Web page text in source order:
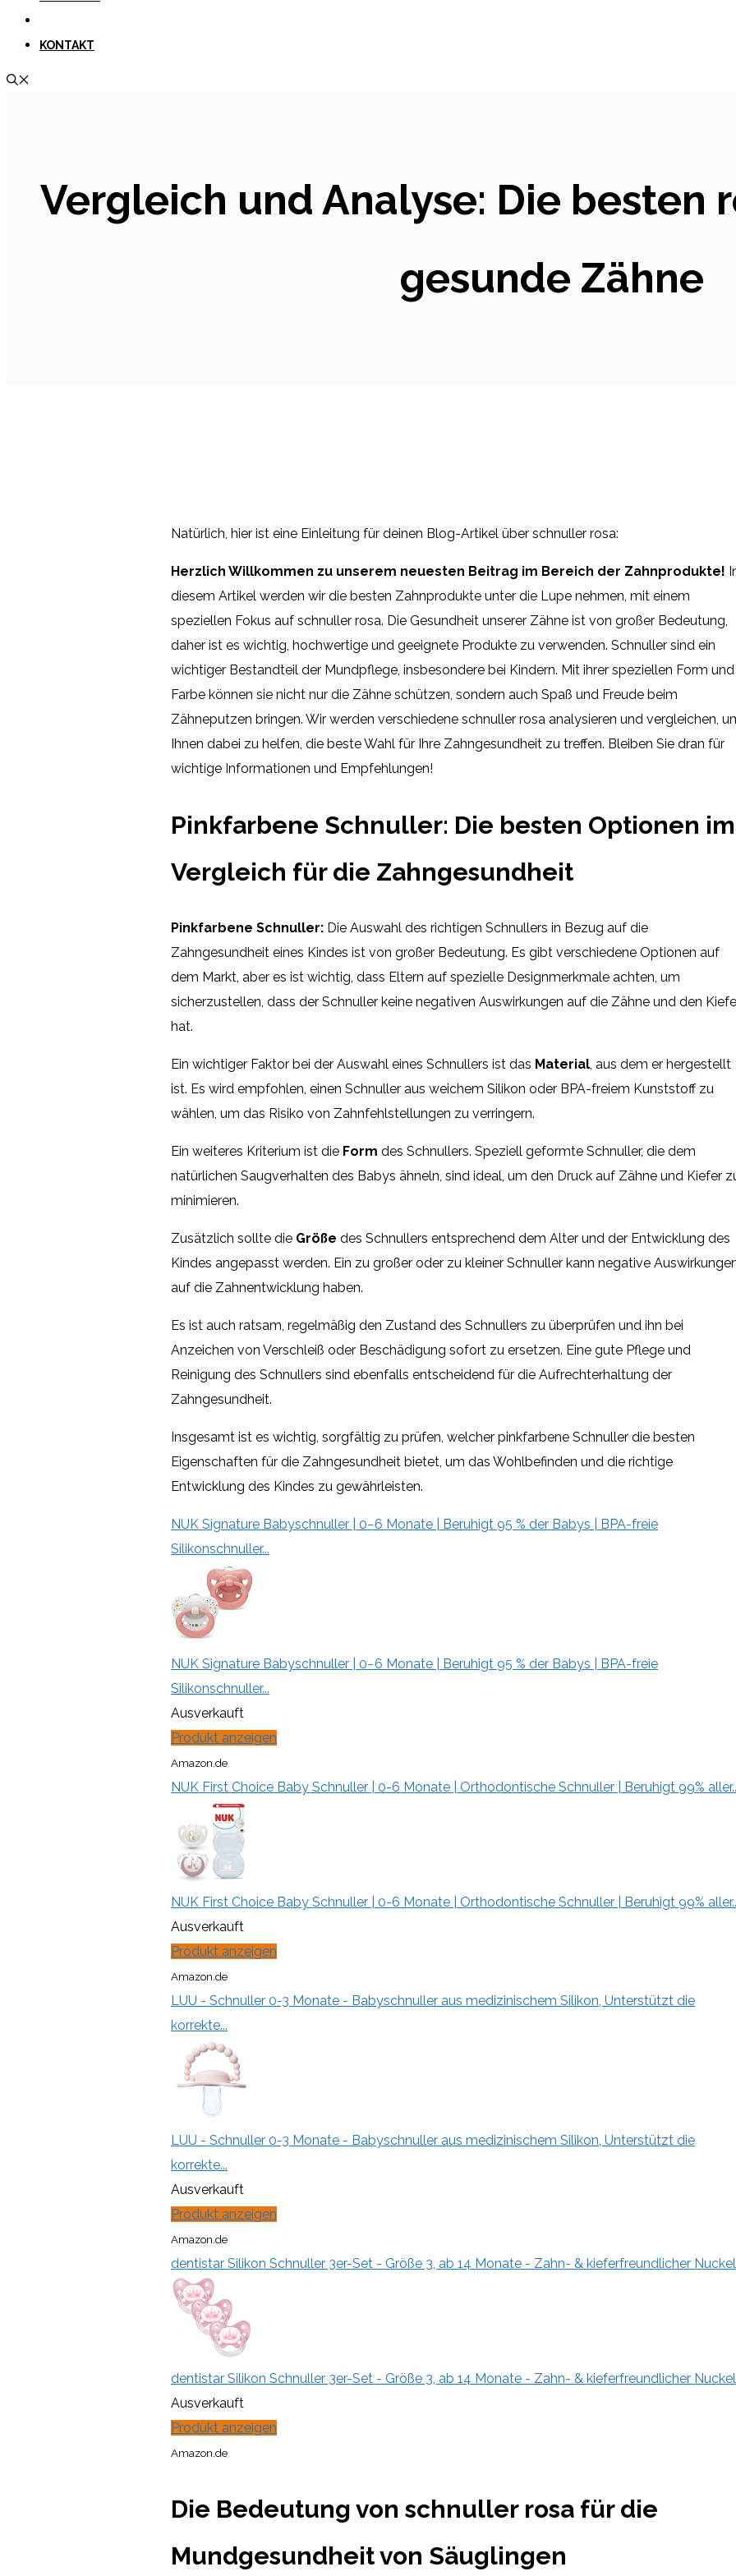
KONTAKT
Vergleich und Analyse: Die besten
gesunde Zähne
Natürlich, hier ist eine Einleitung für deinen Blog-Artikel über schnuller rosa:
Herzlich Willkommen zu unserem neuesten Beitrag im Bereich der Zahnprodukte!
diesem Artikel werden wir die besten Zahnprodukte unter die Lupe nehmen, mit einem
speziellen Fokus auf schnuller rosa. Die Gesundheit unserer Zähne ist von großer Bedeutung,
daher ist es wichtig, hochwertige und geeignete Produkte zu verwenden. Schnuller sind ein
wichtiger Bestandteil der Mundpflege, insbesondere bei Kindern. Mit ihrer speziellen Form und
Farbe können sie nicht nur die Zähne schützen, sondern auch Spaß und Freude beim
Zähneputzen bringen. Wir werden verschiedene schnuller rosa analysieren und vergleichen,
Ihnen dabei zu helfen, die beste Wahl für Ihre Zahngesundheit zu treffen. Bleiben Sie dran für
wichtige Informationen und Empfehlungen!
Pinkfarbene Schnuller: Die besten Optionen im
Vergleich für die Zahngesundheit
Pinkfarbene Schnuller: Die Auswahl des richtigen Schnullers in Bezug auf die
Zahngesundheit eines Kindes ist von großer Bedeutung. Es gibt verschiedene Optionen auf
dem Markt, aber es ist wichtig, dass Eltern auf spezielle Designmerkmale achten, um
sicherzustellen, dass der Schnuller keine negativen Auswirkungen auf die Zähne und den
hat.
Ein wichtiger Faktor bei der Auswahl eines Schnullers ist das Material , aus dem er hergestellt
ist. Es wird empfohlen, einen Schnuller aus weichem Silikon oder BPA-freiem Kunststoff zu
wählen, um das Risiko von Zahnfehlstellungen zu verringern.
Ein weiteres Kriterium ist die Form des Schnullers. Speziell geformte Schnuller, die dem
natürlichen Saugverhalten des Babys ähneln, sind ideal, um den Druck auf Zähne und Kiefer
minimieren.
Zusätzlich sollte die Größe des Schnullers entsprechend dem Alter und der Entwicklung des
Kindes angepasst werden. Ein zu großer oder zu kleiner Schnuller kann negative
auf die Zahnentwicklung haben.
Es ist auch ratsam, regelmäßig den Zustand des Schnullers zu überprüfen und ihn bei
Anzeichen von Verschleiß oder Beschädigung sofort zu ersetzen. Eine gute Pflege und
Reinigung des Schnullers sind ebenfalls entscheidend für die Aufrechterhaltung der
Zahngesundheit.
Insgesamt ist es wichtig, sorgfältig zu prüfen, welcher pinkfarbene Schnuller die besten
Eigenschaften für die Zahngesundheit bietet, um das Wohlbefinden und die richtige
Entwicklung des Kindes zu gewährleisten.
NUK Signature Babyschnuller | 0−6 Monate | Beruhigt 95 % der Babys | BPA-freie
Silikonschnuller...
NUK Signature Babyschnuller | 0−6 Monate | Beruhigt 95 % der Babys | BPA-freie
Silikonschnuller...
Ausverkauft
Produkt anzeigen
Amazon.de
NUK First Choice Baby Schnuller | 0-6 Monate | Orthodontische Schnuller | Beruhigt 99%
NUK First Choice Baby Schnuller | 0-6 Monate | Orthodontische Schnuller | Beruhigt 99%
Ausverkauft
Produkt anzeigen
Amazon.de
LUU - Schnuller 0-3 Monate - Babyschnuller aus medizinischem Silikon, Unterstützt die
korrekte...
LUU - Schnuller 0-3 Monate - Babyschnuller aus medizinischem Silikon, Unterstützt die
korrekte...
Ausverkauft
Produkt anzeigen
Amazon.de
dentistar Silikon Schnuller 3er-Set - Größe 3, ab 14 Monate - Zahn- & kieferfreundlicher
dentistar Silikon Schnuller 3er-Set - Größe 3, ab 14 Monate - Zahn- & kieferfreundlicher
Ausverkauft
Produkt anzeigen
Amazon.de
Die Bedeutung von schnuller rosa für die
Mundgesundheit von Säuglingen